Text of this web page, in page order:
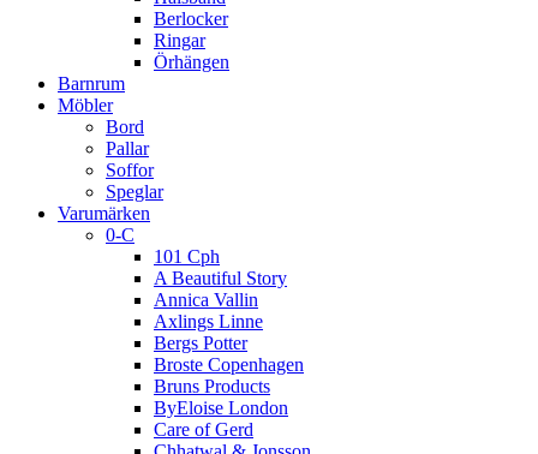
Berlocker
Ringar
Örhängen
Barnrum
Möbler
Bord
Pallar
Soffor
Speglar
Varumärken
0-C
101 Cph
A Beautiful Story
Annica Vallin
Axlings Linne
Bergs Potter
Broste Copenhagen
Bruns Products
ByEloise London
Care of Gerd